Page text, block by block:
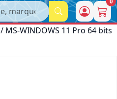
/ MS-WINDOWS 11 Pro 64 bits